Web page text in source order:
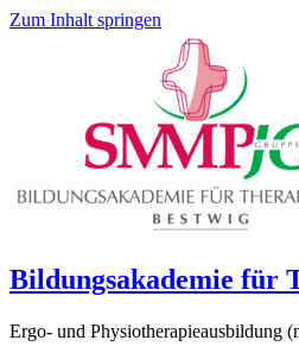
Zum Inhalt springen
Bildungsakademie für
Ergo- und Physiotherapieausbildung